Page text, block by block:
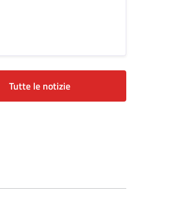
Tutte le notizie